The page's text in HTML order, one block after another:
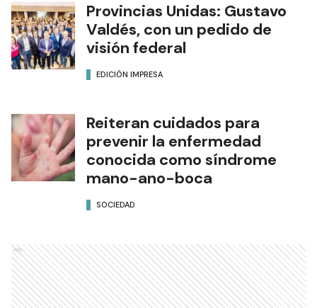
Provincias Unidas: Gustavo
Valdés, con un pedido de
visión federal
EDICIÓN IMPRESA
Reiteran cuidados para
prevenir la enfermedad
conocida como síndrome
mano-ano-boca
SOCIEDAD
Ads